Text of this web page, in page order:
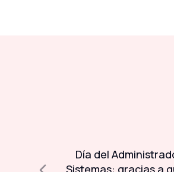
Día del
Sistemas: gracias a